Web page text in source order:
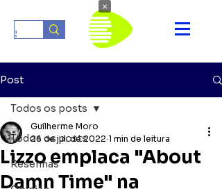
Post
Todos os posts
Resenhas
Todos os posts
Lizzo emplaca "About
Damn Time" na
Guilherme Moro
26 de jul. de 2022 1 min de leitura
×